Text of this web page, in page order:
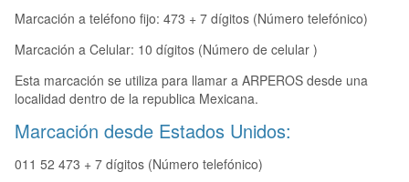
Marcación a teléfono fijo: 473 + 7 dígitos (Número telefónico)
Marcación a Celular: 10 dígitos (Número de celular )
Esta marcación se utiliza para llamar a ARPEROS desde una
localidad dentro de la republica Mexicana.
Marcación desde Estados Unidos:
011 52 473 + 7 dígitos (Número telefónico)